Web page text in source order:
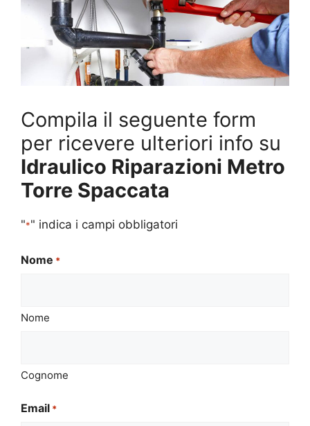
Compila il seguente form
per ricevere ulteriori info su
Idraulico Riparazioni Metro
Torre Spaccata
"*" indica i campi obbligatori
Nome *
Nome
Cognome
Email *